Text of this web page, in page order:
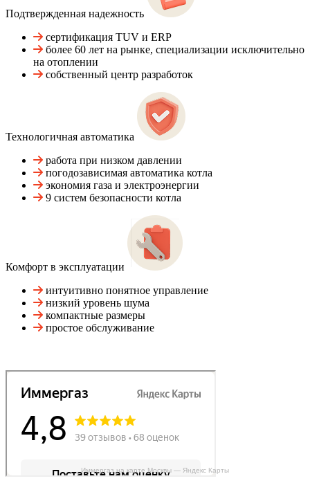
Подтвержденная надежность
сертификация TUV и ERP
более 60 лет на рынке, специализации исключительно
на отоплении
собственный центр разработок
Технологичная автоматика
работа при низком давлении
погодозависимая автоматика котла
экономия газа и электроэнергии
9 систем безопасности котла
Комфорт в эксплуатации
интуитивно понятное управление
низкий уровень шума
компактные размеры
простое обслуживание
Иммергаз на карте Москвы — Яндекс Карты